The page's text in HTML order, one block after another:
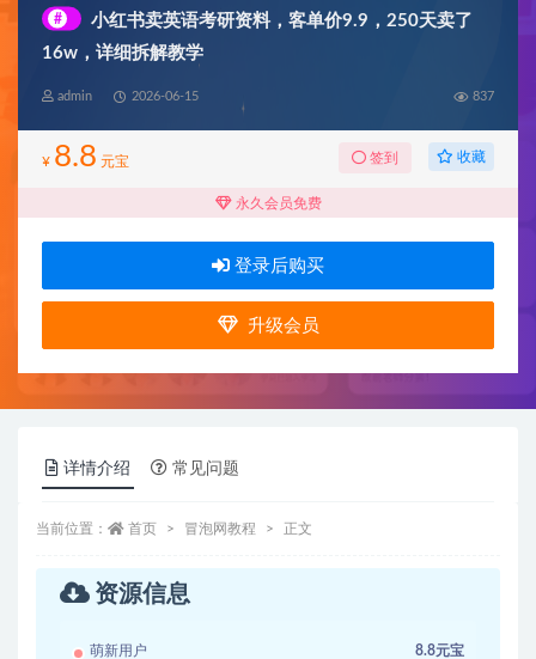
#
小红书卖英语考研资料，客单价9.9，250天卖了
16w，详细拆解教学
admin 2026-06-15 837
¥ 8.8 元宝 签到 收藏
永久会员免费
登录后购买
升级会员
详情介绍 常见问题
当前位置： 首页 冒泡网教程 正文
资源信息
萌新用户 8.8元宝